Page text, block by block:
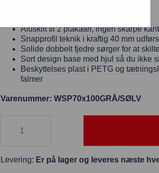
Aluskilt til 2 plakater, ingen skarpe
Snapprofil teknik i kraftig 40 mm
Solide dobbelt fjedre sørger for at
Sort design base med hjul så du ikke
Beskyttelses plast i PETG og
falmer
Varenummer: WSP70x100GRÅ/SØLV
Levering: Er på lager og leveres næste